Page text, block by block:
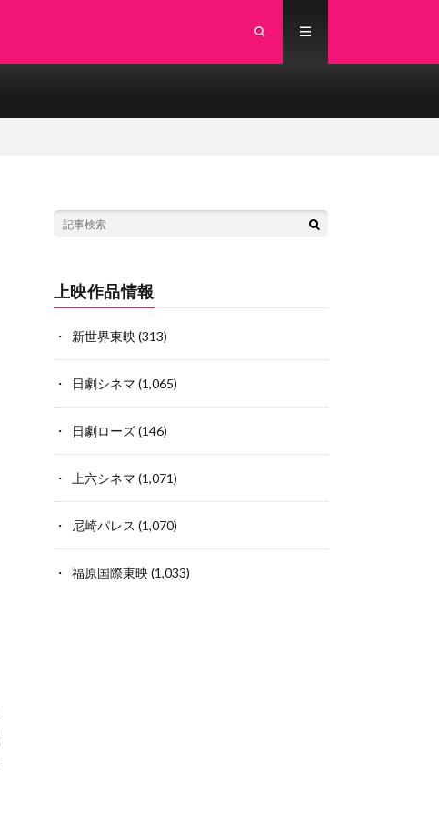
上映作品情報
新世界東映(313)
日劇シネマ (1,065)
日劇ローズ(146)
上六シネマ (1,071)
尼崎パレス (1,070)
福原国際東映(1,033)